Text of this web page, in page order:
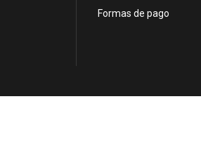
Formas de pago